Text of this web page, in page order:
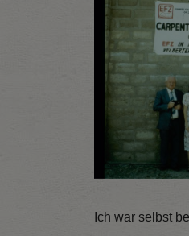
Ich war selbst